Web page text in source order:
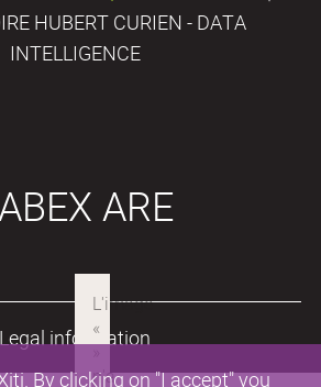
By clicking on "I accept" you
HUBERT CURIEN - DATA
INTELLIGENCE
ARE
Legal information